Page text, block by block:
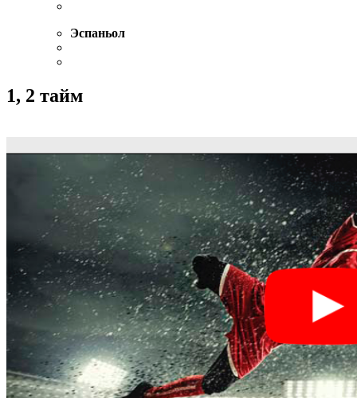
Эспаньол
1, 2 тайм